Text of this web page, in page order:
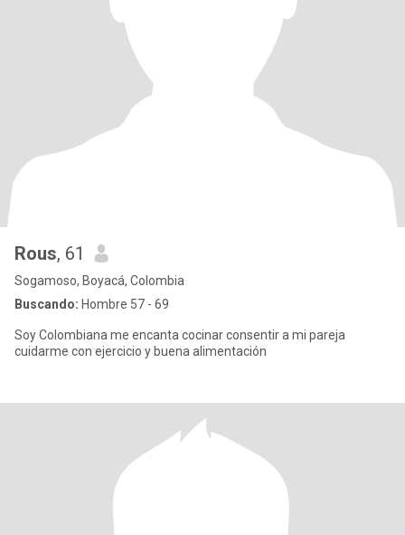
Rous, 61
Sogamoso, Boyacá, Colombia
Buscando: Hombre 57 - 69
Soy Colombiana me encanta cocinar consentir a mi pareja
cuidarme con ejercicio y buena alimentación